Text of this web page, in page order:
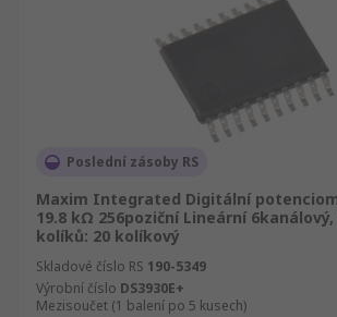
Poslední zásoby RS
Maxim Integrated Digitální
19.8 kΩ 256poziční Lineární 6kanálový,
kolíků: 20 kolíkový
Skladové číslo RS 190-5349
Výrobní číslo DS3930E+
Mezisoučet (1 balení po 5 kusech)